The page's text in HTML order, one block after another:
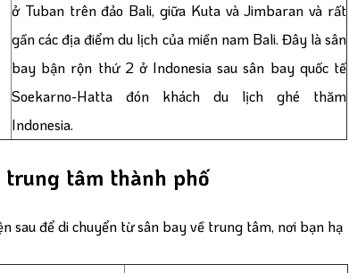
ở Tuban trên đảo Bali, giữa Kuta và Jimbaran và rất
gần các địa điểm du lịch của miền nam Bali. Đây là sân
bay bận rộn thứ 2 ở Indonesia sau sân bay quốc tế
Soekarno-Hatta đón khách du lịch ghé thăm
Indonesia.
trung tâm thành phố
sau để di chuyển từ sân bay về trung tâm, nơi bạn hạ